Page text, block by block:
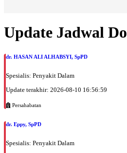
Update Jadwal
dr. HASAN ALI ALHABSYI, SpPD
Spesialis: Penyakit Dalam
Update terakhir: 2026-08-10 16:56:59
Persahabatan
dr. Eppy, SpPD
Spesialis: Penyakit Dalam